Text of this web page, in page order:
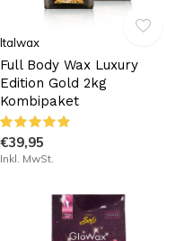
Italwax
Full Body Wax Luxury
Edition Gold 2kg
Kombipaket
€39,95
Inkl. MwSt.